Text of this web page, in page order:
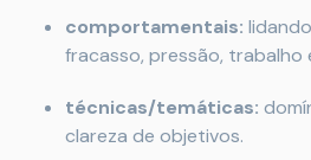
comportamentais:
fracasso, pressão, trabalho
técnicas/temáticas:
clareza de objetivos.